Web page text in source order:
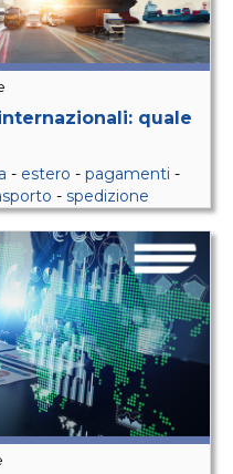
quale
- estero - pagamenti -
- spedizione